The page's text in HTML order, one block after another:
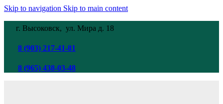
Skip to navigation Skip to main content
г. Высоковск, ул. Мира д. 18
8 (903) 217-41-81
8 (965) 438-03-48